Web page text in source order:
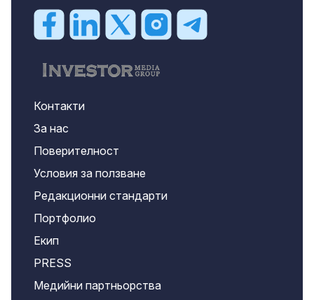
Контакти
За нас
Поверителност
Условия за ползване
Редакционни стандарти
Портфолио
Екип
PRESS
Медийни партньорства